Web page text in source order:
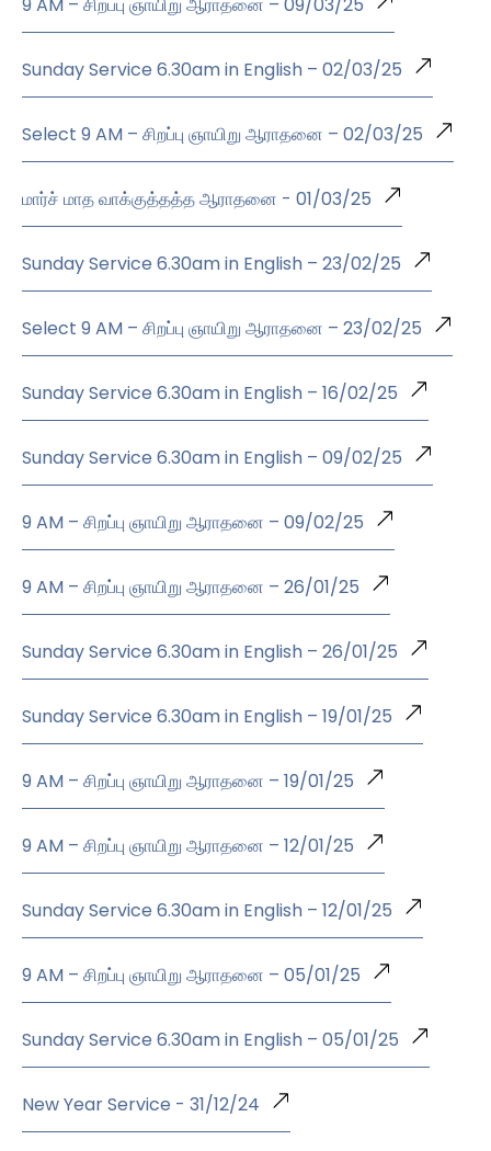
9 AM – சிறப்பு ஞாயிறு ஆராதனை – 09/03/25
Sunday Service 6.30am in English – 02/03/25
Select 9 AM – சிறப்பு ஞாயிறு ஆராதனை – 02/03/25
மார்ச் மாத வாக்குத்தத்த ஆராதனை - 01/03/25
Sunday Service 6.30am in English – 23/02/25
Select 9 AM – சிறப்பு ஞாயிறு ஆராதனை – 23/02/25
Sunday Service 6.30am in English – 16/02/25
Sunday Service 6.30am in English – 09/02/25
9 AM – சிறப்பு ஞாயிறு ஆராதனை – 09/02/25
9 AM – சிறப்பு ஞாயிறு ஆராதனை – 26/01/25
Sunday Service 6.30am in English – 26/01/25
Sunday Service 6.30am in English – 19/01/25
9 AM – சிறப்பு ஞாயிறு ஆராதனை – 19/01/25
9 AM – சிறப்பு ஞாயிறு ஆராதனை – 12/01/25
Sunday Service 6.30am in English – 12/01/25
9 AM – சிறப்பு ஞாயிறு ஆராதனை – 05/01/25
Sunday Service 6.30am in English – 05/01/25
New Year Service - 31/12/24